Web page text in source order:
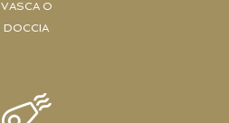
VASCA O
DOCCIA